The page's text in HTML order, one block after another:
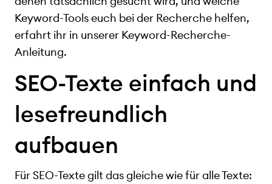
Keyword-Tools euch bei der Recherche helfen,
erfahrt ihr in unserer Keyword-Recherche-
Anleitung.
SEO-Texte einfach und
lesefreundlich
aufbauen
Für SEO-Texte gilt das gleiche wie für alle Texte: